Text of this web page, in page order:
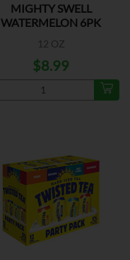
MIGHTY SWELL
WATERMELON 6PK
12 OZ
$8.99